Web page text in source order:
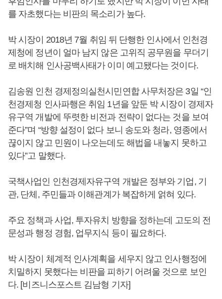
를 자초했다는 비판의 목소리가 높다.
박 시장이 2018년 7월 취임 뒤 단행한 인사에서 인천경
제청에 정년이 얼마 남지 않은 고위직 공무원을 무더기
로 배치해 인사공백사태가 이미 예고됐다는 것이다.
김송원 인천 경제정의실천시민연합 사무처장은 3일 “인
천경제청 인사파행은 취임 1년을 앞둔 박 시장이 경제자
유구역 개발에 뚜렷한 비전과 전략이 없다는 것을 보여
준다”며 “방향 설정이 없다 보니 송도와 청라, 영종에서
끊이지 않고 민원이 나오는데도 해법을 내놓지 못하고
있다”고 말했다.
국책사업인 인천경제자유구역 개발은 정부와 기업, 기
관, 단체, 주민들과 이해관계가 복잡하게 얽혀 있다.
주요 정책과 사업, 투자유치 방향을 정하는데 고도의 전
문성과 행정 경험, 업무지식 등이 필요하다.
박 시장이 체계적 인사계획을 세우지 않고 인사행정에
치밀하지 못했다는 비판을 피하기 어려울 것으로 보인
다. [비즈니스포스트 김남형 기자]